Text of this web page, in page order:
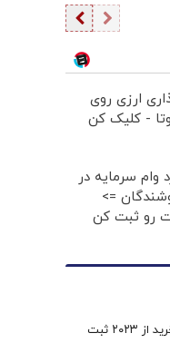
ارزی روی
- کلیک کن
وام سرمایه در
=>
رو ثبت کن
چین دوباره به بازار طلا سیگنال داد/ بزرگ‌ترین خرید از ۲۰۲۳ ثبت